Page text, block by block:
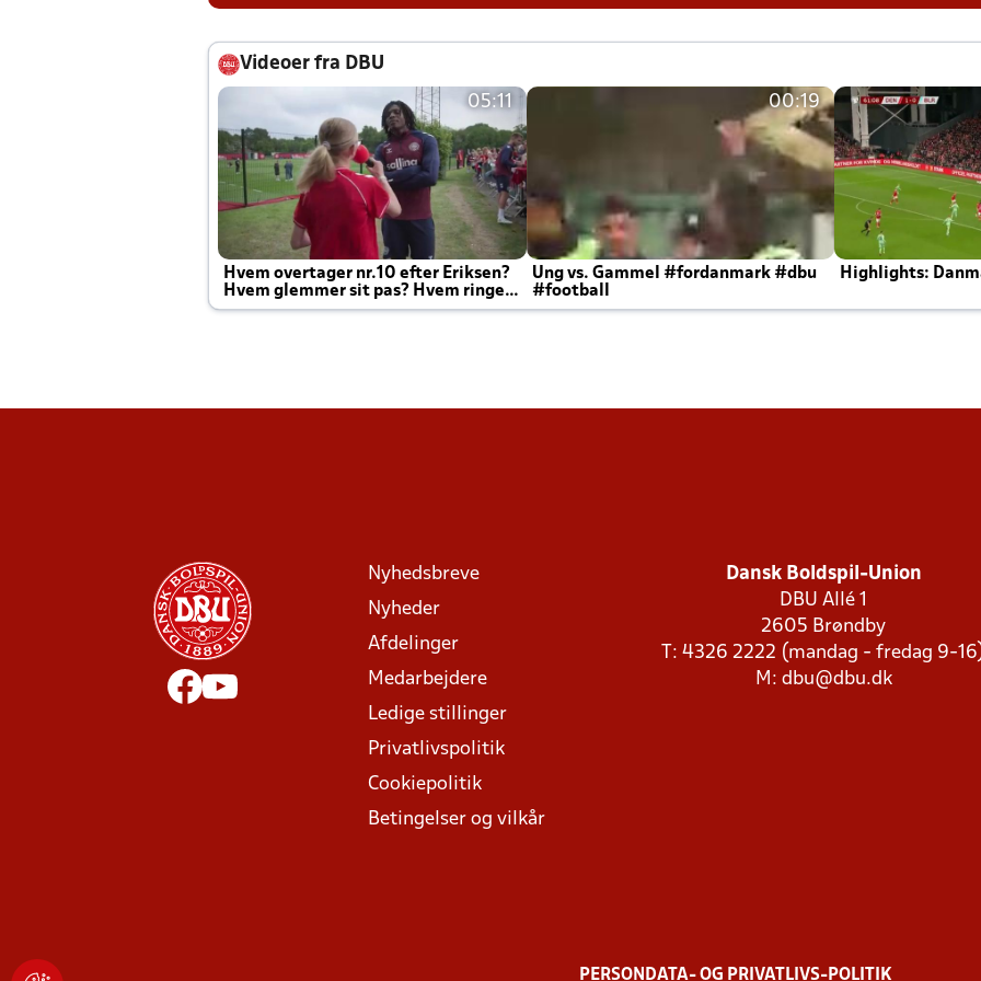
Videoer fra DBU
05:11
Hvem overtager nr.10 efter Eriksen?
Hvem glemmer sit pas? Hvem ringer
Joachim altid til efter kampe?
00:19
Ung vs. Gammel #fordanmark #dbu
#football
Highlights:
Nyhedsbreve
Nyheder
Afdelinger
Medarbejdere
Ledige stillinger
Privatlivspolitik
Cookiepolitik
Betingelser og vilkår
Dansk Boldspil-Union
DBU Allé 1
2605 Brøndby
T: 4326 2222 (mandag - fredag 9-
M: dbu@dbu.dk
PERSONDATA- OG PRIVATLIVS-POLITIK